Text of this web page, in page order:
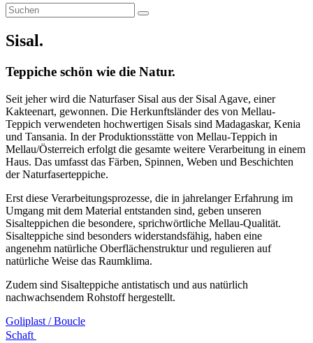
Sisal.
Teppiche schön wie die Natur.
Seit jeher wird die Naturfaser Sisal aus der Sisal Agave, einer
Kakteenart, gewonnen. Die Herkunftsländer des von Mellau-
Teppich verwendeten hochwertigen Sisals sind Madagaskar, Kenia
und Tansania. In der Produktionsstätte von Mellau-Teppich in
Mellau/Österreich erfolgt die gesamte weitere Verarbeitung in einem
Haus. Das umfasst das Färben, Spinnen, Weben und Beschichten
der Naturfaserteppiche.
Erst diese Verarbeitungsprozesse, die in jahrelanger Erfahrung im
Umgang mit dem Material entstanden sind, geben unseren
Sisalteppichen die besondere, sprichwörtliche Mellau-Qualität.
Sisalteppiche sind besonders widerstandsfähig, haben eine
angenehm natürliche Oberflächenstruktur und regulieren auf
natürliche Weise das Raumklima.
Zudem sind Sisalteppiche antistatisch und aus natürlich
nachwachsendem Rohstoff hergestellt.
Goliplast / Boucle
Schaft